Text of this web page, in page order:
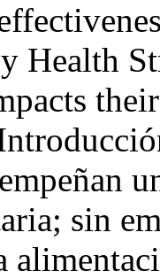
Health
sin